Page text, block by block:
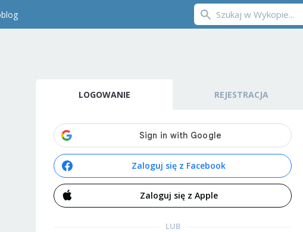
LOGOWANIE REJESTRACJA
Zaloguj się z Facebook
Zaloguj się z Apple
LUB